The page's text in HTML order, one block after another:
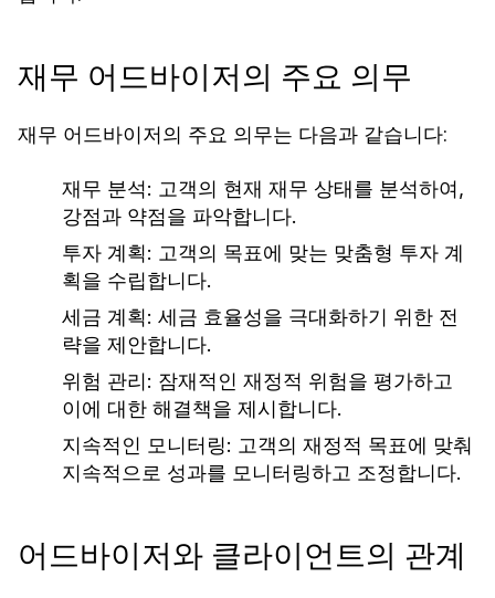
재무 어드바이저의 주요 의무
재무 어드바이저의 주요 의무는 다음과 같습니다:
재무 분석: 고객의 현재 재무 상태를 분석하여,
강점과 약점을 파악합니다.
투자 계획: 고객의 목표에 맞는 맞춤형 투자 계
획을 수립합니다.
세금 계획: 세금 효율성을 극대화하기 위한 전
략을 제안합니다.
위험 관리: 잠재적인 재정적 위험을 평가하고
이에 대한 해결책을 제시합니다.
지속적인 모니터링: 고객의 재정적 목표에 맞춰
지속적으로 성과를 모니터링하고 조정합니다.
어드바이저와 클라이언트의 관계